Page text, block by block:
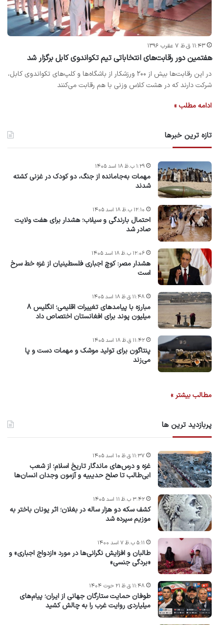
۱۱:۴۳ ق.ظ ۷ عقرب ۱۳۹۶
هفتمین دور رقابت‌های انتخاباتی تیم تکواندوی کابل برگزار شد
در این رقابت‌ها بیش از ۲۰۰ ورزشکار از باشگاه‌ها و کلپ‌های تکواندوی کابل،
شرکت دارند که در هشت کلاس وزنی با هم رقابت می‌کنند
ادامه مطلب »
تازه ترین خبرها
مهمات به‌جامانده از جنگ، دو کودک در غزنی کشته
شدند
۱:۲۹ ب.ظ ۱۸ اسد ۱۴۰۵
احتمال بارندگی و سیلاب؛ هشدار برای هفت ولایت
صادر شد
۱۲:۱۰ ب.ظ ۱۸ اسد ۱۴۰۵
هشدار مصر: کوچ اجباری فلسطینیان از غزه خط سرخ
است
۱۲:۰۶ ب.ظ ۱۸ اسد ۱۴۰۵
مبارزه با پیامدهای تغییرات اقلیمی؛ انگلیس ۸
میلیون پوند برای افغانستان اختصاص داد
۱۱:۴۸ ق.ظ ۱۸ اسد ۱۴۰۵
پنتاگون برای تولید موشک و مهمات دست و پا
می‌زند
۱۱:۴۲ ق.ظ ۱۸ اسد ۱۴۰۵
مطالب بیشتر »
پربازدید ترین ها
غزه و درس‌های ماندگار تاریخ اسلام؛ از شعب
ابی‌طالب تا صلح حدیبیه و آزمون وجدان انسان‌ها
۱۱:۳۷ ق.ظ ۱۰ اسد ۱۴۰۵
کشف سکه دو هزار ساله در بغلان؛ اثر یونان باختر به
موزیم سپرده شد
۳:۴۲ ب.ظ ۱۱ اسد ۱۴۰۵
طالبان و افزایش نگرانی‌ها در مورد «ازدواج اجباری» و
«بردگی جنسی»
۵:۱۱ ب.ظ ۷ اسد ۱۴۰۰
طوفان حمایت ستارگان جهانی از ایران؛ پیام‌های
میلیاردی روایت غرب را به چالش کشید
۱۱:۴۸ ق.ظ ۲۱ حوت ۱۴۰۴